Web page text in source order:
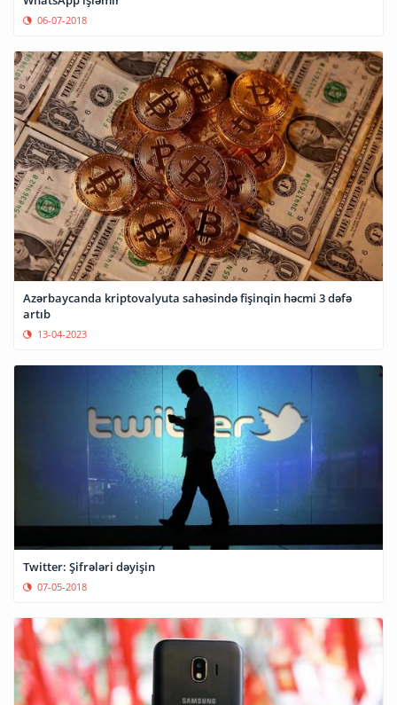
06-07-2018
Azərbaycanda kriptovalyuta sahəsində fişinqin həcmi 3 dəfə
artıb
13-04-2023
Twitter: Şifrələri dəyişin
07-05-2018